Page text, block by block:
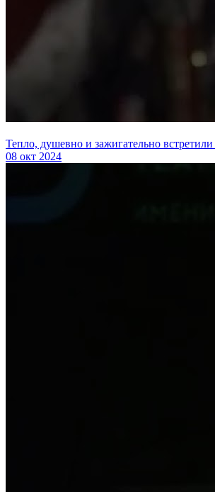
Тепло, душевно и зажигательно встретили
08 окт 2024